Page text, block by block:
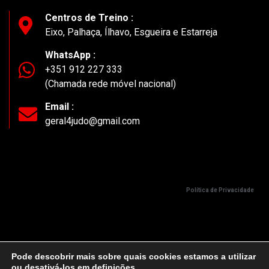
Centros de Treino :
Eixo, Palhaça, Ílhavo, Esgueira e Estarreja
WhatsApp :
+351 912 227 333
(Chamada rede móvel nacional)
Email :
geral4judo@gmail.com
Política de Privacidade
Pode descobrir mais sobre quais cookies estamos a utilizar